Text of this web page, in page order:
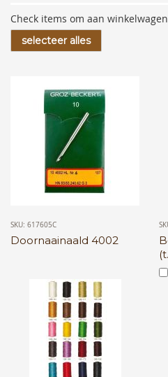
Check items om aan
selecteer alles
SKU: 617605C
Doornaainaald 4002